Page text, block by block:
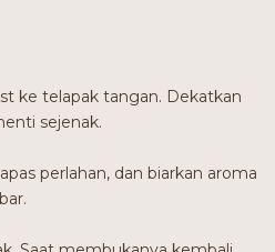
ke telapak tangan. Dekatkan
sejenak.
perlahan, dan biarkan aroma